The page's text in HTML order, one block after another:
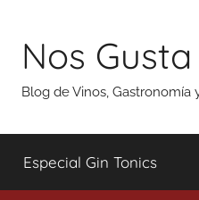
contenido
Nos
Blog de Vinos, Gastronomía
Especial Gin Tonics